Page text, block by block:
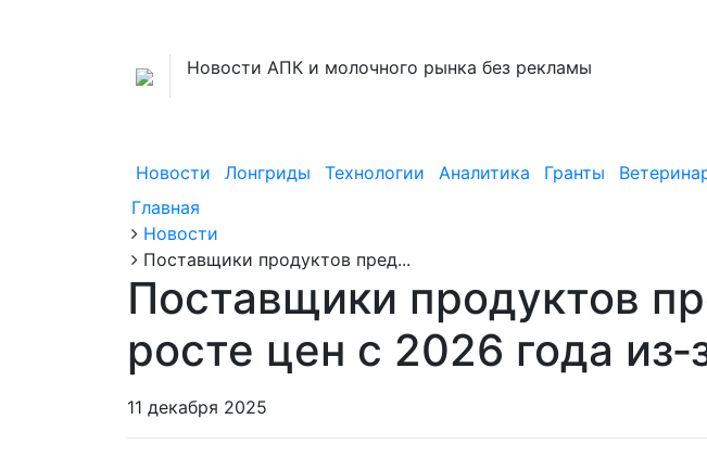
Новости АПК и молочного рынка без рекламы
Новости Лонгриды Технологии Аналитика Гранты
Главная
Новости
Поставщики продуктов пред...
Поставщики продуктов
росте цен с 2026 года
11 декабря 2025